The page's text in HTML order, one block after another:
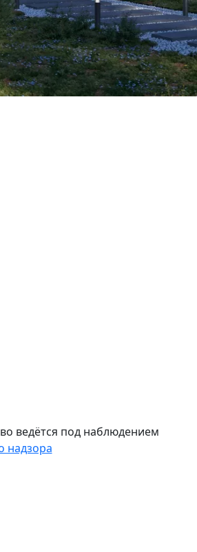
ведётся под наблюдением
надзора